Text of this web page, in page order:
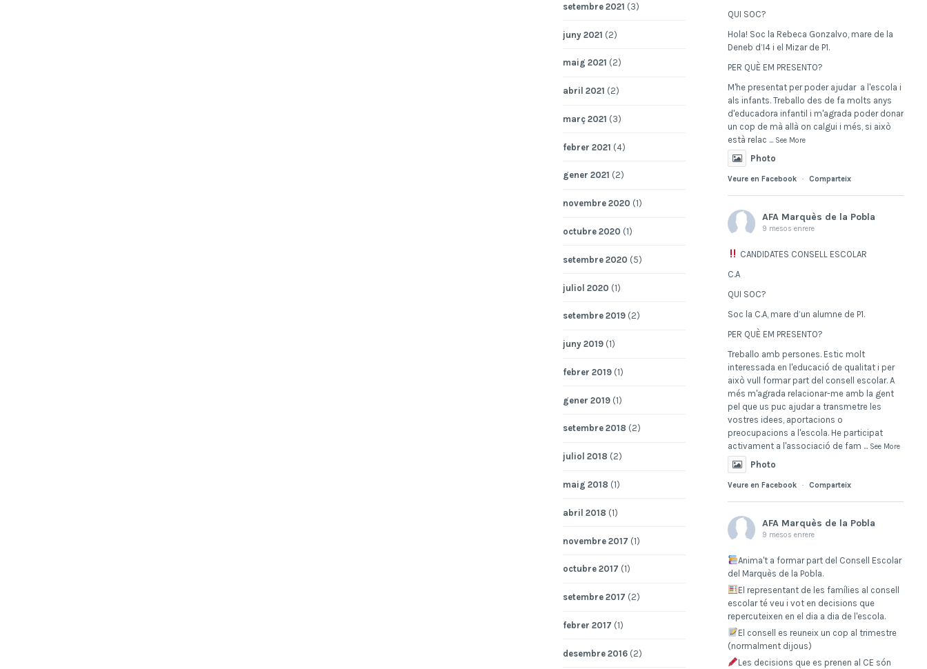
setembre 2021 (3)
juny 2021 (2)
maig 2021 (2)
abril 2021 (2)
març 2021 (3)
febrer 2021 (4)
gener 2021 (2)
novembre 2020 (1)
octubre 2020 (1)
setembre 2020 (5)
juliol 2020 (1)
setembre 2019(2)
juny 2019(1)
febrer 2019(1)
gener 2019(1)
setembre 2018 (2)
juliol 2018 (2)
maig 2018 (1)
abril 2018 (1)
novembre 2017 (1)
octubre 2017 (1)
setembre 2017 (2)
febrer 2017 (1)
desembre 2016(2)
QUI SOC?
Hola! Soc la Rebeca Gonzalvo, mare de la
Deneb d’I4 i el Mizar de P1.
PER QUÈ EM PRESENTO?
M'he presentat per poder ajudar a l'escola i
als infants. Treballo des de fa molts anys
d'educadora infantil i m'agrada poder donar
un cop de mà allà on calgui i més, si això
està relac ... See More
Photo
Veure en Facebook · Comparteix
AFA Marquès de la Pobla
9 mesos enrere
CANDIDATES CONSELL ESCOLAR
C.A
QUI SOC?
Soc la C.A, mare d’un alumne de P1.
PER QUÈ EM PRESENTO?
Treballo amb persones. Estic molt
interessada en l'educació de qualitat i per
això vull formar part del consell escolar. A
més m'agrada relacionar-me amb la gent
pel que us puc ajudar a transmetre les
vostres idees, aportacions o
preocupacions a l'escola. He participat
activament a l'associació de fam ... See More
Photo
Veure en Facebook · Comparteix
AFA Marquès de la Pobla
9 mesos enrere
Anima't a formar part del Consell Escolar
del Marquès de la Pobla.
El representant de les famílies al consell
escolar té veu i vot en decisions que
repercuteixen en el dia a dia de l'escola.
El consell es reuneix un cop al trimestre
(normalment dijous)
Les decisions que es prenen al CE són